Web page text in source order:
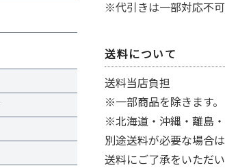
※代引きは一部対応不
送料について
送料当店負担
※一部商品を除きます。
※北海道・沖縄・離島・
別途送料が必要な場合
送料にご了承をいただ